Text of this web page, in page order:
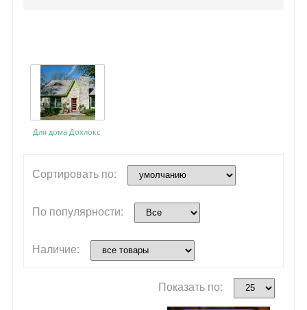
Гели
Ловушки
Для дома Дохлокс
Сортировать по:
По популярности:
Наличие:
Показать по: